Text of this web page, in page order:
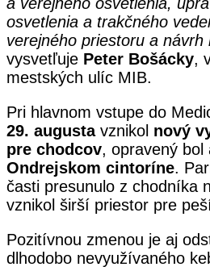
osvetlenia a trakčného
verejného priestoru a návrh
vysvetľuje Peter Bošácky,
mestských ulíc MIB.
Pri hlavnom vstupe do
29. augustavznikol nový
pre chodcov, opravený bol
Ondrejskom cintoríne.
časti presunulo z chodníka
vznikol širší priestor pre
Pozitívnou zmenou je aj
dlhodobo nevyužívaného